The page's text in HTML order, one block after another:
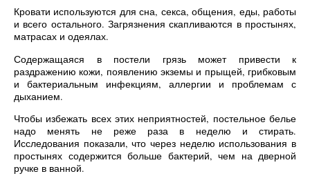
Кровати используются для сна, секса, общения, еды, работы
и всего остального. Загрязнения скапливаются в простынях,
матрасах и одеялах.
Содержащаяся в постели грязь может привести к
раздражению кожи, появлению экземы и прыщей, грибковым
и бактериальным инфекциям, аллергии и проблемам с
дыханием.
Чтобы избежать всех этих неприятностей, постельное белье
надо менять не реже раза в неделю и стирать.
Исследования показали, что через неделю использования в
простынях содержится больше бактерий, чем на дверной
ручке в ванной.